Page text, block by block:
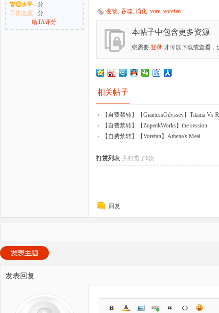
管理水平- 分
工作态度- 分
给TA评分
变物, 吞噬, 消化, vore, vorefan
本帖子中包含更多资源
您需要 登录 才可以下载或查看，
相关帖子
【自费禁转】【GiantessOdyssey】Titania Vs
【自费禁转】【ZopenkWorks】the session
【自费禁转】【Vorefan】Athena's Meal
打赏列表 共打赏了0次
回复
发表回复